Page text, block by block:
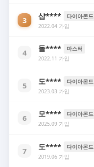
3 샵**** 다이아몬드
2022.04 가입
4 돌**** 마스터
2022.11 가입
5 도**** 다이아몬드
2023.03 가입
6 모**** 다이아몬드
2025.09 가입
7 도**** 다이아몬드
2019.06 가입